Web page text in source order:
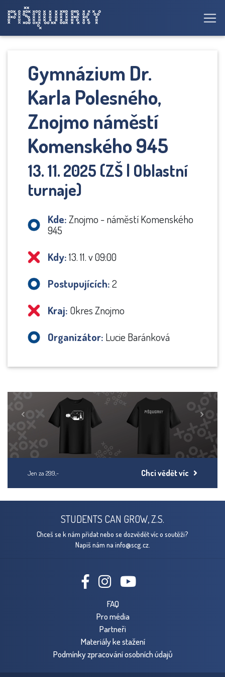
Gymnázium Dr.
Karla Polesného,
Znojmo náměstí
Komenského 945
13. 11. 2025 (ZŠ | Oblastní
turnaje)
Kde:Znojmo - náměstí Komenského
945
Kdy:13. 11. v 09:00
Postupujících:2
Kraj: Okres Znojmo
Organizátor: Lucie Baránková
Jen za 299,- Chci vědět víc
Previous Next
STUDENTS CAN GROW, Z.S.
Chceš se k nám přidat nebo se dozvědět víc o soutěži?
Napiš nám na info@scg.cz.
FAQ
Pro média
Partneři
Materiály ke stažení
Podmínky zpracování osobních údajů